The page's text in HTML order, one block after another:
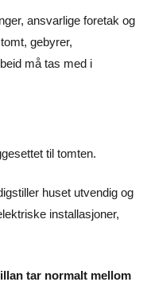
ansvarlige foretak og
gebyrer,
må tas med i
til tomten.
huset utvendig og
installasjoner,
tar normalt mellom